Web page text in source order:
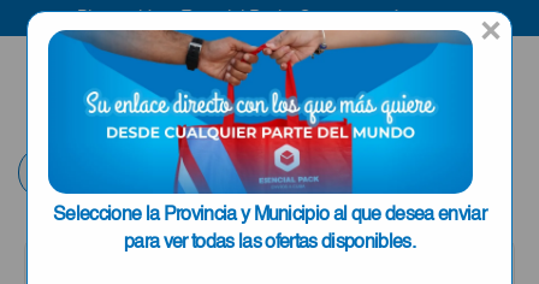
×
Seleccione la Provincia y Municipio al que desea enviar
para ver todas las ofertas disponibles.
ENVIAR A LA
HABANA